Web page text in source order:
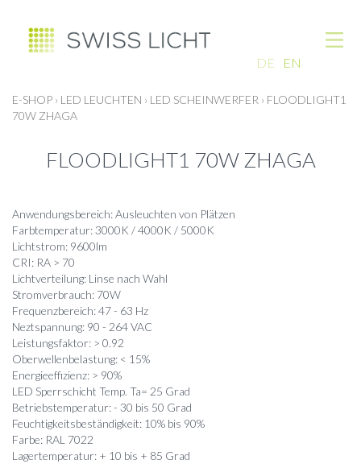
DE EN
E-SHOP › LED LEUCHTEN › LED SCHEINWERFER › FLOODLIGHT1
70W ZHAGA
FLOODLIGHT1 70W ZHAGA
Anwendungsbereich: Ausleuchten von Plätzen
Farbtemperatur: 3000K / 4000K / 5000K
Lichtstrom: 9600lm
CRI: RA > 70
Lichtverteilung: Linse nach Wahl
Stromverbrauch: 70W
Frequenzbereich: 47 - 63 Hz
Neztspannung: 90 - 264 VAC
Leistungsfaktor: > 0.92
Oberwellenbelastung: < 15%
Energieeffizienz: > 90%
LED Sperrschicht Temp. Ta= 25 Grad
Betriebstemperatur: - 30 bis 50 Grad
Feuchtigkeitsbeständigkeit: 10% bis 90%
Farbe: RAL 7022
Lagertemperatur: + 10 bis + 85 Grad